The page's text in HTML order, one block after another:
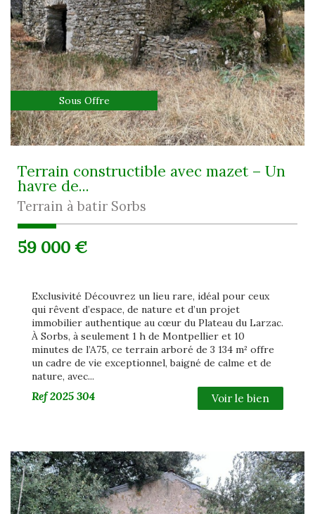
Sous Offre
Terrain constructible avec mazet – Un
havre de...
Terrain à batir Sorbs
59 000 €
Exclusivité Découvrez un lieu rare, idéal pour ceux
qui rêvent d’espace, de nature et d’un projet
immobilier authentique au cœur du Plateau du Larzac.
À Sorbs, à seulement 1 h de Montpellier et 10
minutes de l’A75, ce terrain arboré de 3 134 m² offre
un cadre de vie exceptionnel, baigné de calme et de
nature, avec...
Ref2025 304 Voir le bien